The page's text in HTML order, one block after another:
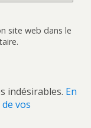
site web dans le
indésirables. En
vos